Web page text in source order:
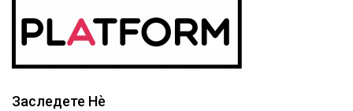
Заследете Нѐ